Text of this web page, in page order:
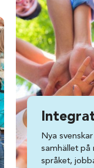
Nya
samhället på
språket,